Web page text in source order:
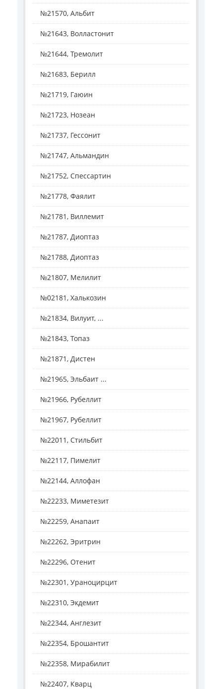
№21570, Альбит
№21643, Волластонит
№21644, Тремолит
№21683, Берилл
№21719, Гаюин
№21723, Нозеан
№21737, Гессонит
№21747, Альмандин
№21752, Спессартин
№21778, Фаялит
№21781, Виллемит
№21787, Диоптаз
№21788, Диоптаз
№21807, Мелилит
№02181, Халькозин
№21834, Вилуит, ...
№21843, Топаз
№21871, Дистен
№21965, Эльбаит ...
№21966, Рубеллит
№21967, Рубеллит
№22011, Стильбит
№22117, Пимелит
№22144, Аллофан
№22233, Миметезит
№22259, Анапаит
№22262, Эритрин
№22296, Отенит
№22301, Ураноцирцит
№22310, Экдемит
№22344, Англезит
№22354, Брошантит
№22358, Мирабилит
№22407, Кварц